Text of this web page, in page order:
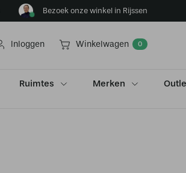
Bezoek onze winkel in Rijssen
Inloggen Winkelwagen 0
Ruimtes Merken